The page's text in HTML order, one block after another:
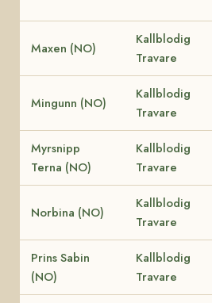
Maxen (NO)
Kallblodig
Travare
Mingunn (NO)
Kallblodig
Travare
Myrsnipp
Terna (NO)
Kallblodig
Travare
Norbina (NO)
Kallblodig
Travare
Prins Sabin
(NO)
Kallblodig
Travare